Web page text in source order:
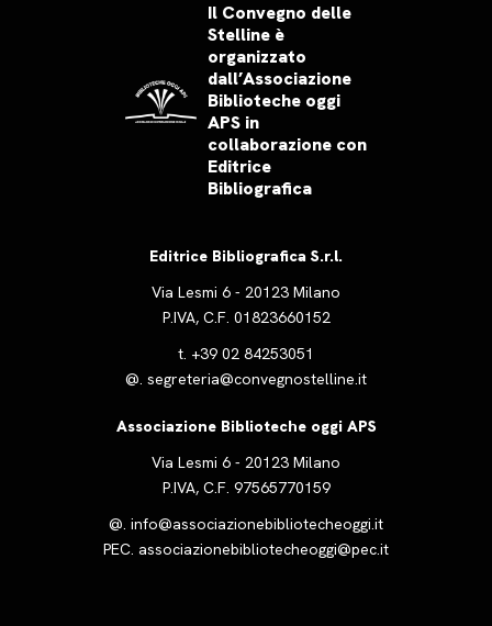
Il Convegno delle
Stelline è
organizzato
dall’Associazione
Biblioteche oggi
APS in
collaborazione con
Editrice
Bibliografica
Editrice Bibliografica S.r.l.
Via Lesmi 6 - 20123 Milano
P.IVA, C.F. 01823660152
t. +39 02 84253051
@. segreteria@convegnostelline.it
Associazione Biblioteche oggi APS
Via Lesmi 6 - 20123 Milano
P.IVA, C.F. 97565770159
@. info@associazionebibliotecheoggi.it
PEC. associazionebibliotecheoggi@pec.it